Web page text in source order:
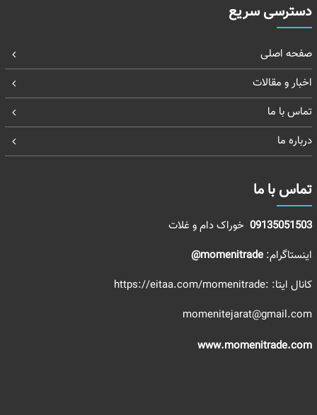
دسترسی سریع
صفحه اصلی
اخبار و مقالات
تماس با ما
درباره ما
تماس با ما
09135051503خوراک دام و غلات
اینستاگرام: momenitrade@
کانال ایتا: :https://eitaa.com/momenitrade
momenitejarat@gmail.com
www.momenitrade.com